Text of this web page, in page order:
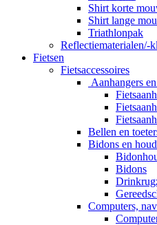
Shirt korte
Shirt lange
Triathlonpak
Reflectiematerialen/-
Fietsen
Fietsaccessoires
Aanhangers
Bellen en
Bidons en
Bidons
Computers,